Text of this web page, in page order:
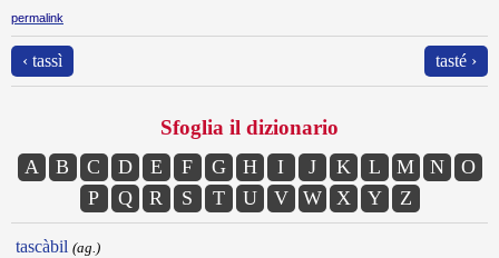
permalink
‹ tassì tasté ›
Sfoglia il dizionario
A B C D E F G H I J K L M N
O
P
Q R S T U V W X Y Z
tascàbil (ag.)